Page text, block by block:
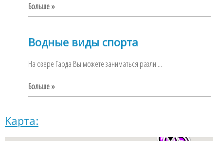
Больше »
Водные виды спорта
На озере Гарда Вы можете заниматься разли ...
Больше »
Kарта: